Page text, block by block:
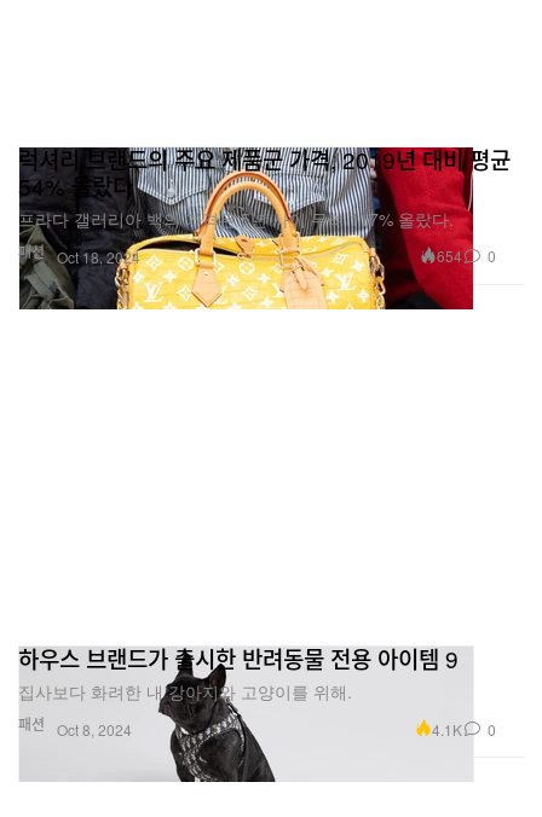
패션
럭셔리 브랜드의 주요 제품군 가격, 2019년 대비 평균
54% 올랐다
프라다 갤러리아 백의 가격은 5년 사이 무려 117% 올랐다.
Oct 18, 2024 654 0
패션
하우스 브랜드가 출시한 반려동물 전용 아이템 9
집사보다 화려한 내 강아지와 고양이를 위해.
Oct 8, 2024 4.1K 0